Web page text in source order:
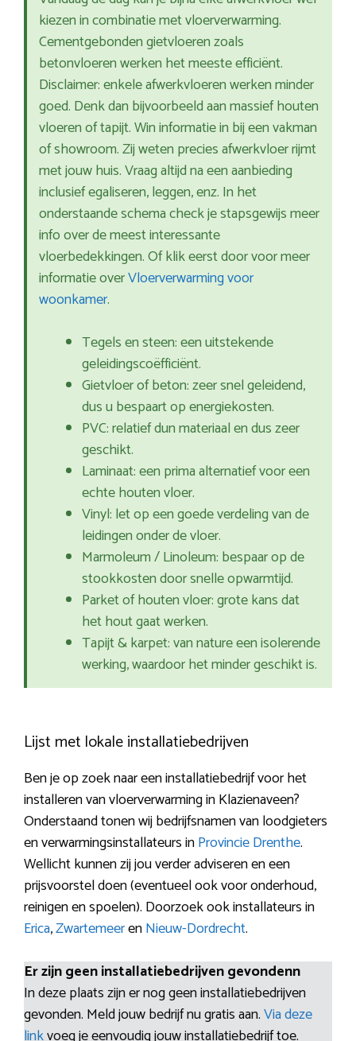
kiezen in combinatie met vloerverwarming.
Cementgebonden gietvloeren zoals
betonvloeren werken het meeste efficiënt.
Disclaimer: enkele afwerkvloeren werken minder
goed. Denk dan bijvoorbeeld aan massief houten
vloeren of tapijt. Win informatie in bij een vakman
of showroom. Zij weten precies afwerkvloer rijmt
met jouw huis. Vraag altijd na een aanbieding
inclusief egaliseren, leggen, enz. In het
onderstaande schema check je stapsgewijs meer
info over de meest interessante
vloerbedekkingen. Of klik eerst door voor meer
informatie overVloerverwarming voor
woonkamer.
Tegels en steen: een uitstekende
geleidingscoëfficiënt.
Gietvloer of beton: zeer snel geleidend,
dus u bespaart op energiekosten.
PVC: relatief dun materiaal en dus zeer
geschikt.
Laminaat: een prima alternatief voor een
echte houten vloer.
Vinyl: let op een goede verdeling van de
leidingen onder de vloer.
Marmoleum / Linoleum: bespaar op de
stookkosten door snelle opwarmtijd.
Parket of houten vloer: grote kans dat
het hout gaat werken.
Tapijt & karpet: van nature een isolerende
werking, waardoor het minder geschikt is.
Lijst met lokale installatiebedrijven
Ben je op zoek naar een installatiebedrijf voor het
installeren van vloerverwarming in Klazienaveen?
Onderstaand tonen wij bedrijfsnamen van loodgieters
en verwarmingsinstallateurs inProvincie Drenthe.
Wellicht kunnen zij jou verder adviseren en een
prijsvoorstel doen (eventueel ook voor onderhoud,
reinigen en spoelen). Doorzoek ook installateurs in
Erica,ZwartemeerenNieuw-Dordrecht.
Er zijn geen installatiebedrijven gevondenn
In deze plaats zijn er nog geen installatiebedrijven
gevonden. Meld jouw bedrijf nu gratis aan.Via deze